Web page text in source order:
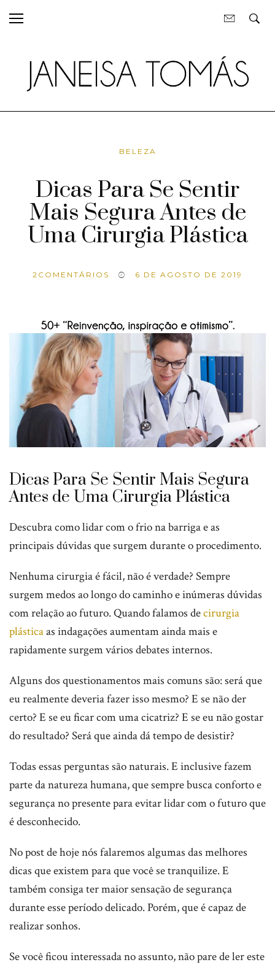
BELEZA
Dicas Para Se Sentir
Mais Segura Antes de
Uma Cirurgia Plástica
2 COMENTÁRIOS 6 DE AGOSTO DE 2019
Dicas Para Se Sentir Mais Segura
Antes de Uma Cirurgia Plástica
Descubra como lidar com o frio na barriga e as
principais dúvidas que surgem durante o procedimento.
Nenhuma cirurgia é fácil, não é verdade? Sempre
surgem medos ao longo do caminho e inúmeras dúvidas
com relação ao futuro. Quando falamos decirurgia
plásticaas indagações aumentam ainda mais e
rapidamente surgem vários debates internos.
Alguns dos questionamentos mais comuns são: será que
eu realmente deveria fazer isso mesmo? E se não der
certo? E se eu ficar com uma cicatriz? E se eu não gostar
do resultado? Será que ainda dá tempo de desistir?
Todas essas perguntas são naturais. E inclusive fazem
parte da natureza humana, que sempre busca conforto e
segurança no presente para evitar lidar com o futuro que
é desconhecido.
No post de hoje nós falaremos algumas das melhores
dicas que existem para que você se tranquilize. E
também consiga ter maior sensação de segurança
durante esse período delicado. Porém, que é capaz de
realizar sonhos.
Se você ficou interessada no assunto, não pare de ler este